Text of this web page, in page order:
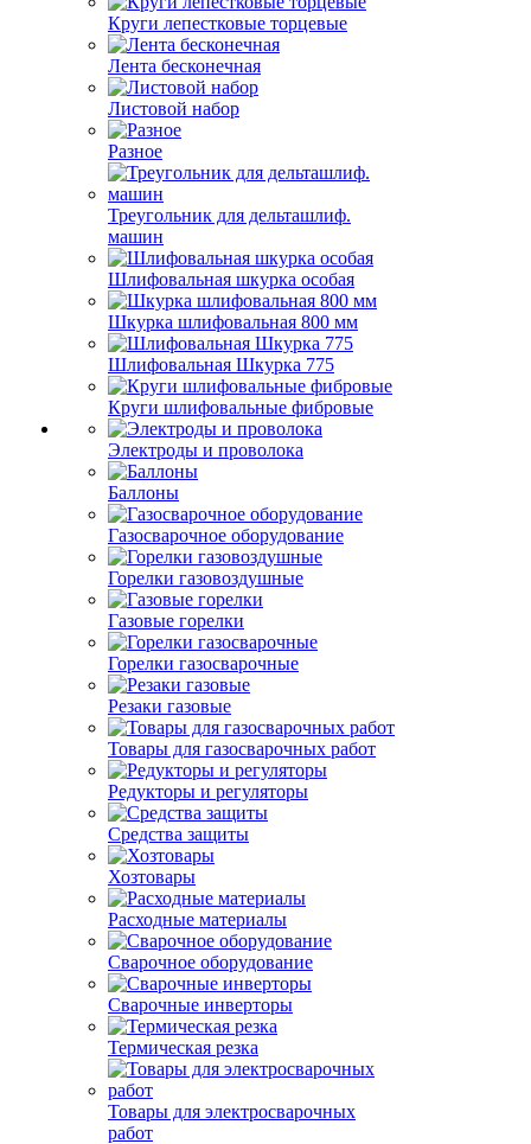
Круги лепестковые торцевые
Лента бесконечная
Листовой набор
Разное
Треугольник для дельташлиф.
машин
Шлифовальная шкурка особая
Шкурка шлифовальная 800 мм
Шлифовальная Шкурка 775
Круги шлифовальные фибровые
Электроды и проволока
Баллоны
Газосварочное оборудование
Горелки газовоздушные
Газовые горелки
Горелки газосварочные
Резаки газовые
Товары для газосварочных работ
Редукторы и регуляторы
Средства защиты
Хозтовары
Расходные материалы
Сварочное оборудование
Сварочные инверторы
Термическая резка
Товары для электросварочных
работ